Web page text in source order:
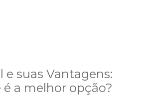
e suas Vantagens:
a melhor opção?